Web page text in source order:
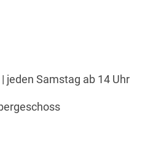
jeden Samstag ab 14 Uhr